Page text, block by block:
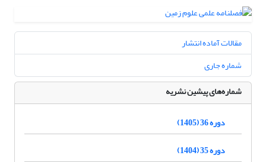
مقالات آماده انتشار
شماره جاری
شماره‌های پیشین نشریه
دوره 36 (1405)
دوره 35 (1404)